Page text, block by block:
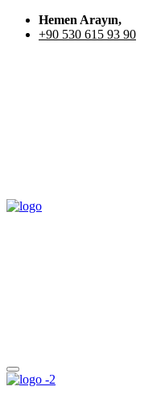
Hemen Arayın,
+90 530 615 93 90